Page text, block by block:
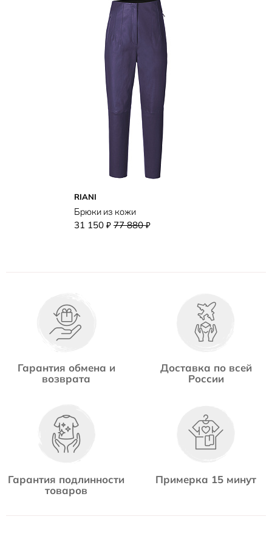
RIANI
Брюки из кожи
31 150 ₽ 77 880₽
Гарантия обмена и
возврата
Доставка по всей
России
Гарантия подлинности
товаров
Примерка 15 минут